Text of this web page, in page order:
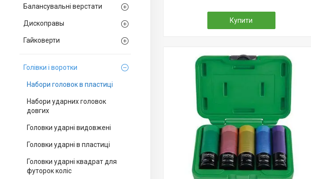
Балансувальні верстати
Дископравы
Гайковерти
Голівки і воротки
Набори головок в пластиці
Набори ударних головок
довгих
Головки ударні видовжені
Головки ударні в пластиці
Головки ударні квадрат для
футорок коліс
Купити